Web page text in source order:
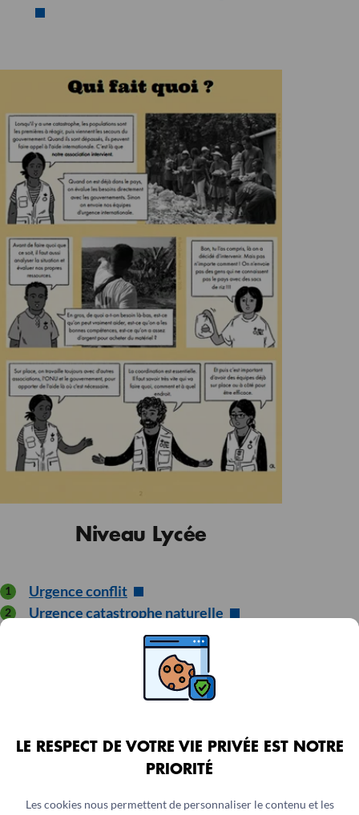
LE RESPECT DE VOTRE VIE PRIVÉE EST NOTRE
PRIORITÉ
Les cookies nous permettent de personnaliser le contenu et les
Niveau Lycée
Urgence conflit
Urgence catastrophe naturelle
Urgence épidémie
« Comment parler aux
élèves lors d’une situation d’urgence ? »